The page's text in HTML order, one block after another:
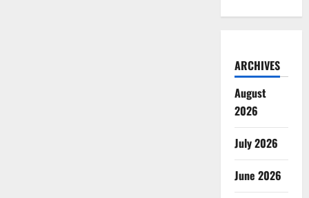
ARCHIVES
August
2026
July 2026
June 2026